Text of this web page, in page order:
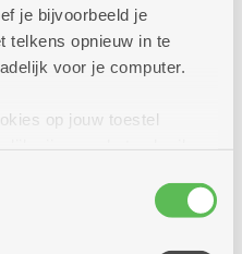
je bijvoorbeeld je
telkens opnieuw in te
voor je computer.
op jouw toestel
nodig. Sommige
derde partijen die een